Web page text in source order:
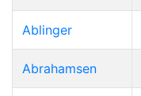
Ablinger
Abrahamsen